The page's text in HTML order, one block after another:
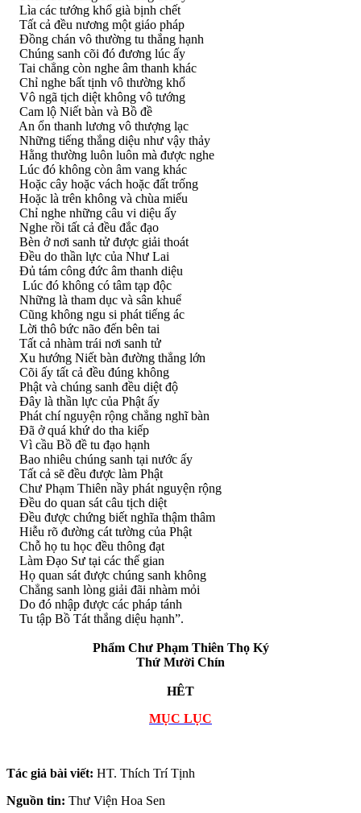
Lìa các tướng khổ già bịnh chết
Tất cả đều nương một giáo pháp
Ðồng chán vô thường tu thắng hạnh
Chúng sanh cõi đó đương lúc ấy
Tai chẳng còn nghe âm thanh khác
Chỉ nghe bất tịnh vô thường khổ
Vô ngã tịch diệt không vô tướng
Cam lộ Niết bàn và Bồ đề
An ổn thanh lương vô thượng lạc
Những tiếng thắng diệu như vậy thảy
Hằng thường luôn luôn mà được nghe
Lúc đó không còn âm vang khác
Hoặc cây hoặc vách hoặc đất trống
Hoặc là trên không và chùa miếu
Chỉ nghe những câu vi diệu ấy
Nghe rồi tất cả đều đắc đạo
Bèn ở nơi sanh tử được giải thoát
Ðều do thần lực của Như Lai
Ðủ tám công đức âm thanh diệu
Lúc đó không có tâm tạp độc
Những là tham dục và sân khuể
Cũng không ngu si phát tiếng ác
Lời thô bức não đến bên tai
Tất cả nhàm trái nơi sanh tử
Xu hướng Niết bàn đường thẳng lớn
Cõi ấy tất cả đều đúng không
Phật và chúng sanh đều diệt độ
Ðây là thần lực của Phật ấy
Phát chí nguyện rộng chẳng nghĩ bàn
Ðã ở quá khứ do tha kiếp
Vì cầu Bồ đề tu đạo hạnh
Bao nhiêu chúng sanh tại nước ấy
Tất cả sẽ đều được làm Phật
Chư Phạm Thiên nầy phát nguyện rộng
Ðều do quan sát câu tịch diệt
Ðều được chứng biết nghĩa thậm thâm
Hiễu rõ đường cát tường của Phật
Chỗ họ tu học đều thông đạt
Làm Ðạo Sư tại các thế gian
Họ quan sát được chúng sanh không
Chẳng sanh lòng giải đãi nhàm mỏi
Do đó nhập được các pháp tánh
Tu tập Bồ Tát thắng diệu hạnh”.
Phẩm Chư Phạm Thiên Thọ Ký
Thứ Mười Chín
HÊT
MỤC LỤC
Tác giả bài viết: HT. Thích Trí Tịnh
Nguồn tin: Thư Viện Hoa Sen